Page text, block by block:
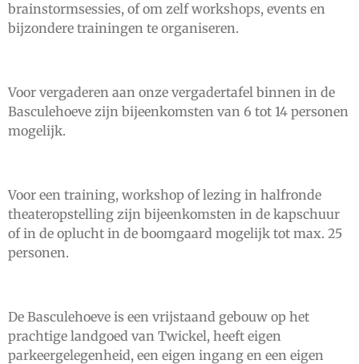
brainstormsessies, of om zelf workshops, events en
bijzondere trainingen te organiseren.
Voor vergaderen aan onze vergadertafel binnen in de
Basculehoeve zijn bijeenkomsten van 6 tot 14 personen
mogelijk.
Voor een training, workshop of lezing in halfronde
theateropstelling zijn bijeenkomsten in de kapschuur
of in de oplucht in de boomgaard mogelijk tot max. 25
personen.
De Basculehoeve is een vrijstaand gebouw op het
prachtige landgoed van Twickel, heeft eigen
parkeergelegenheid, een eigen ingang en een eigen